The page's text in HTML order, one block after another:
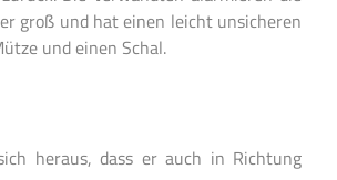
groß und hat einen leicht unsicheren
und einen Schal.
heraus, dass er auch in Richtung